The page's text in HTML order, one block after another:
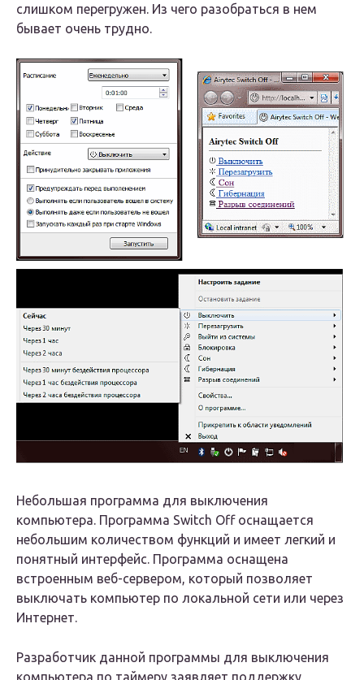
слишком перегружен. Из чего разобраться в нем
бывает очень трудно.
Небольшая программа для выключения
компьютера. Программа Switch Off оснащается
небольшим количеством функций и имеет легкий и
понятный интерфейс. Программа оснащена
встроенным веб-сервером, который позволяет
выключать компьютер по локальной сети или через
Интернет.
Разработчик данной программы для выключения
компьютера по таймеру заявляет поддержку